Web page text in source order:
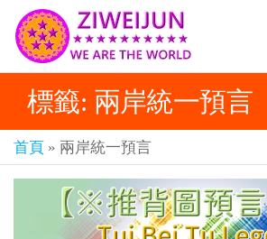
紫薇
聖人
《推
背
圖》
預
救
樂
人
人
標籤: 兩岸統一預言
首頁 » 兩岸統一預言